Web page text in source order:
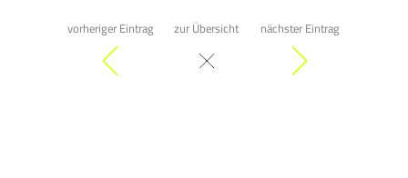
vorheriger Eintrag zur Übersicht nächster Eintrag